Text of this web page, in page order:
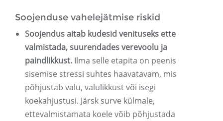
Soojenduse vahelejätmise riskid
Soojendus aitab kudesid venituseks ette
valmistada, suurendades verevoolu ja
paindlikkust. Ilma selle etapita on peenis
sisemise stressi suhtes haavatavam, mis
põhjustab valu, valulikkust või isegi
koekahjustusi. Järsk surve külmale,
ettevalmistamata koele võib põhjustada